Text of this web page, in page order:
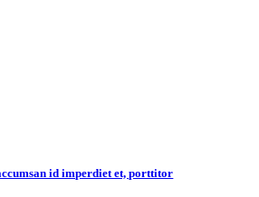
id imperdiet et, porttitor